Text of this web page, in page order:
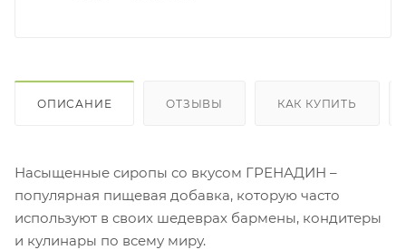
ОПИСАНИЕ ОТЗЫВЫ КАК КУПИТЬ
Насыщенные сиропы со вкусом ГРЕНАДИН –
популярная пищевая добавка, которую часто
используют в своих шедеврах бармены, кондитеры
и кулинары по всему миру.